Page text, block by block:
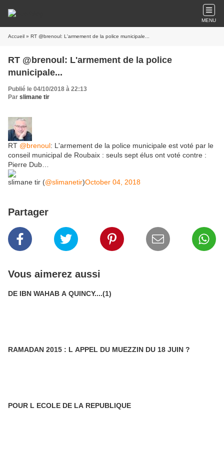
MENU
Accueil » RT @brenoul: L'armement de la police municipale...
RT @brenoul: L'armement de la police
municipale...
Publié le 04/10/2018 à 22:13
Par slimane tir
RT @brenoul: L'armement de la police municipale est voté par le
conseil municipal de Roubaix : seuls sept élus ont voté contre :
Pierre Dub…
slimane tir (@slimanetir)October 04, 2018
Partager
Vous aimerez aussi
DE IBN WAHAB A QUINCY....(1)
RAMADAN 2015 : L APPEL DU MUEZZIN DU 18 JUIN ?
POUR L ECOLE DE LA REPUBLIQUE